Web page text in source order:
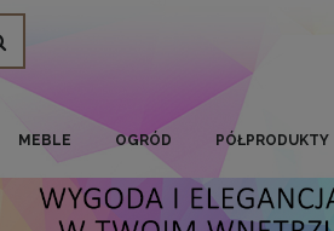
MEBLE OGRÓD PÓŁPRODUKTY